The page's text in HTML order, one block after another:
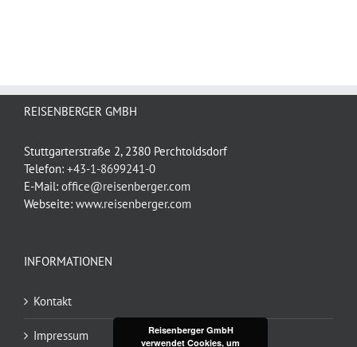
REISENBERGER GMBH
Stuttgarterstraße 2, 2380 Perchtoldsdorf
Telefon: +43-1-8699241-0
E-Mail: office@reisenberger.com
Webseite: www.reisenberger.com
INFORMATIONEN
Kontakt
Impressum
Reisenberger GmbH
verwendet Cookies, um